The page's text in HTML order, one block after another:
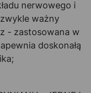
nerwowego i
ważny
- zastosowana w
doskonałą